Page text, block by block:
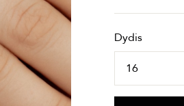
Dydis